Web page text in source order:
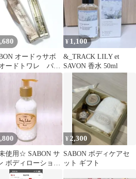
オードゥサボ
ードトワレ パチ
ラベンダーバニ
¥ 1,100
&_TRACK LILY et
SAVON 香水 50ml
使用☆ SABON サ
ボディローション
ク 200mL
¥ 2,300
SABON ボディケアセ
ット ギフト